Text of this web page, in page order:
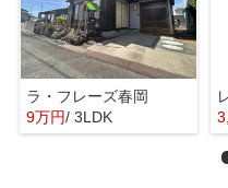
ラ・フレーズ春岡
9万円/ 3LDK